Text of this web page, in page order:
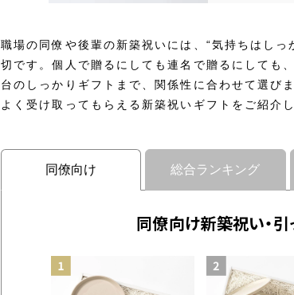
職場の同僚や後輩の新築祝いには、“気持ちはし
切です。個人で贈るにしても連名で贈るにして
台のしっかりギフトまで、関係性に合わせて選び
よく受け取ってもらえる新築祝いギフトをご紹介し
同僚向け 総合ランキング
同僚向け新築祝い・